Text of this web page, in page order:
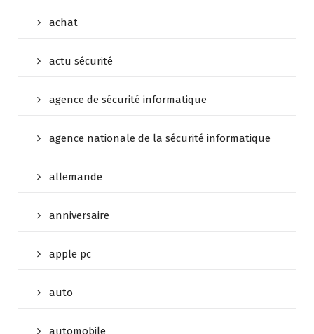
achat
actu sécurité
agence de sécurité informatique
agence nationale de la sécurité informatique
allemande
anniversaire
apple pc
auto
automobile